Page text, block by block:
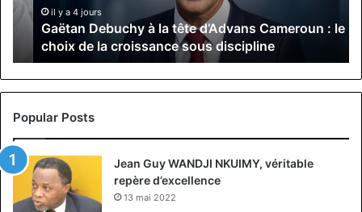
:
de
la
croissance
sous
il y a 4 jours
Gaëtan Debuchy à la tête d’Advans Cameroun : le
choix de la croissance sous discipline
à
la
Popular Posts
Jean Guy WANDJI NKUIMY, véritable
repère d’excellence
13 mai 2022